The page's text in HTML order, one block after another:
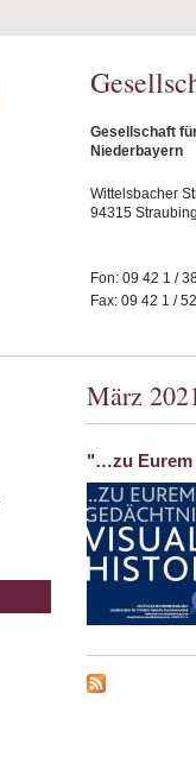
Gesellschaft
Niederbayern
Wittelsbacher
94315
Fon: 09 42 1 /
Fax: 09 42 1 /
März
"…zu Eurem